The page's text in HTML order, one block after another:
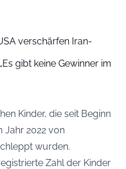
verschärfen Iran-
gibt keine Gewinner im
Kinder, die seit Beginn
Jahr 2022 von
wurden.
Zahl der Kinder